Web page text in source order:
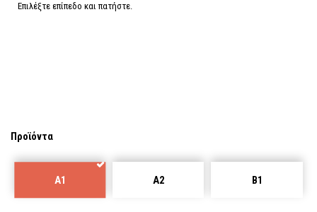
Επιλέξτε επίπεδο και πατήστε.
Προϊόντα
A1 A2 B1